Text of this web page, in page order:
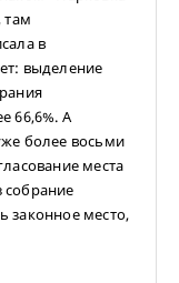
там
в
выделение
66,6%. А
более восьми
места
собрание
законное место,